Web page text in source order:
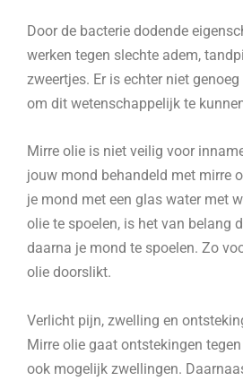
Door de bacterie dodende
werken tegen slechte adem,
zweertjes. Er is echter niet
om dit wetenschappelijk te
Mirre olie is niet veilig voor
jouw mond behandeld met mirre
je mond met een glas water met
olie te spoelen, is het van belang
daarna je mond te spoelen. Zo
olie doorslikt.
Verlicht pijn, zwelling en
Mirre olie gaat ontstekingen
ook mogelijk zwellingen.